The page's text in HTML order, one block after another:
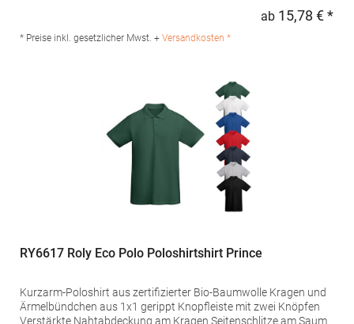
GmbH Vor dem Weißen Stein 25-31 72461 Albstadt Deutschland
E-Mail: info@daiber.de
ab 15,78 € *
* Preise inkl. gesetzlicher Mwst. + Versandkosten *
RY6617 Roly Eco Polo Poloshirtshirt Prince
Kurzarm-Poloshirt aus zertifizierter Bio-Baumwolle Kragen und
Ärmelbündchen aus 1x1 gerippt Knopfleiste mit zwei Knöpfen
Verstärkte Nahtabdeckung am Kragen Seitenschlitze am Saum